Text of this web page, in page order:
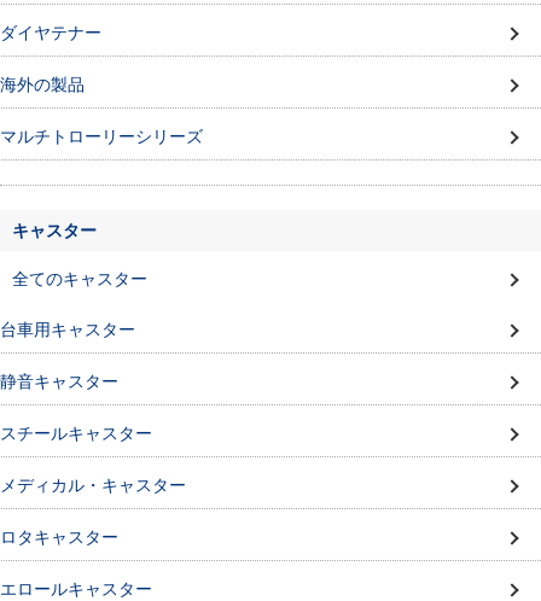
ダイヤテナー
海外の製品
マルチトローリーシリーズ
キャスター
全てのキャスター
台車用キャスター
静音キャスター
スチールキャスター
メディカル・キャスター
ロタキャスター
エロールキャスター